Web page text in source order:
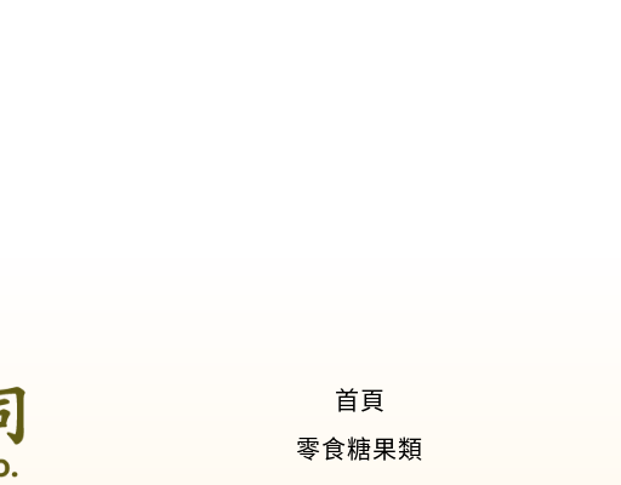
首頁
零食糖果類